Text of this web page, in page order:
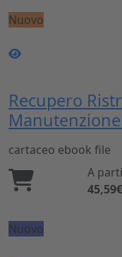
Nuovo
Recupero
cartaceo ebook file
A
45,59€
Nuovo